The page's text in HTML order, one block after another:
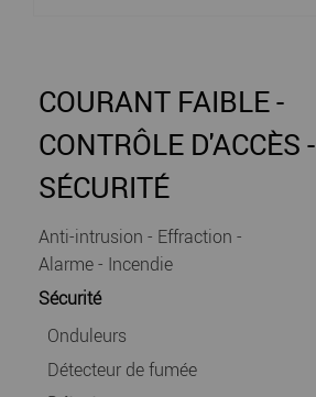
COURANT FAIBLE -
CONTRÔLE D'ACCÈS -
SÉCURITÉ
Anti-intrusion - Effraction -
Alarme - Incendie
Sécurité
Onduleurs
Détecteur de fumée